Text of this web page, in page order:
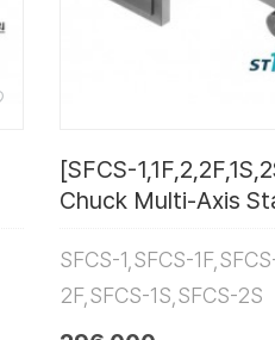
[SFCS-
Chuck Multi-Axis
SFCS-1,SFCS-
2F,SFCS-1S,SFCS-2S